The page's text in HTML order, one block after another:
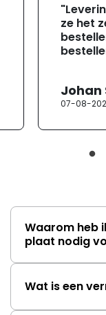
ze het
Johan
07-08-
Waarom heb
plaat nodig
Wat is een